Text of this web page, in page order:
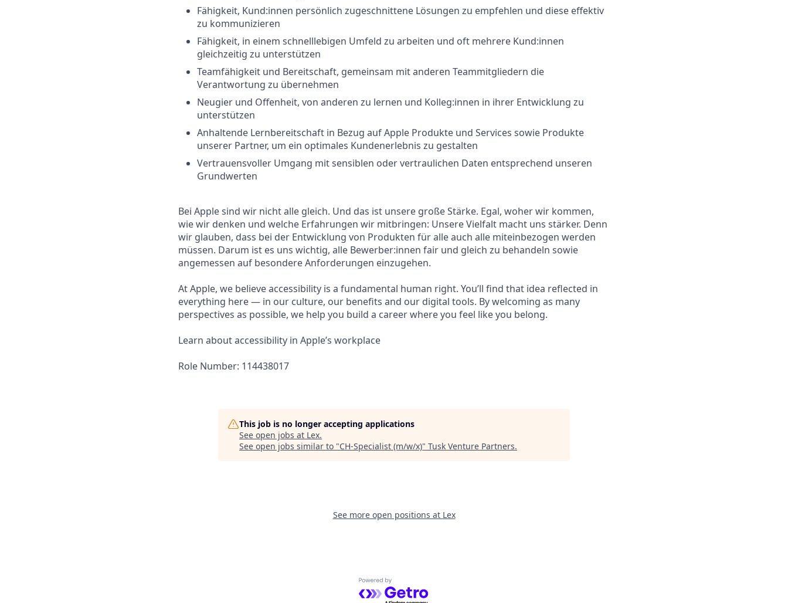
Fähigkeit, Kund:innen persönlich zugeschnittene Lösungen zu empfehlen und diese effektiv
zu kommunizieren
Fähigkeit, in einem schnelllebigen Umfeld zu arbeiten und oft mehrere Kund:innen
gleichzeitig zu unterstützen
Teamfähigkeit und Bereitschaft, gemeinsam mit anderen Teammitgliedern die
Verantwortung zu übernehmen
Neugier und Offenheit, von anderen zu lernen und Kolleg:innen in ihrer Entwicklung zu
unterstützen
Anhaltende Lernbereitschaft in Bezug auf Apple Produkte und Services sowie Produkte
unserer Partner, um ein optimales Kundenerlebnis zu gestalten
Vertrauensvoller Umgang mit sensiblen oder vertraulichen Daten entsprechend unseren
Grundwerten
Bei Apple sind wir nicht alle gleich. Und das ist unsere große Stärke. Egal, woher wir kommen,
wie wir denken und welche Erfahrungen wir mitbringen: Unsere Vielfalt macht uns stärker. Denn
wir glauben, dass bei der Entwicklung von Produkten für alle auch alle miteinbezogen werden
müssen. Darum ist es uns wichtig, alle Bewerber:innen fair und gleich zu behandeln sowie
angemessen auf besondere Anforderungen einzugehen.
At Apple, we believe accessibility is a fundamental human right. You’ll find that idea reflected in
everything here — in our culture, our benefits and our digital tools. By welcoming as many
perspectives as possible, we help you build a career where you feel like you belong.
Learn about accessibility in Apple’s workplace
Role Number: 114438017
This job is no longer accepting applications
See open jobs at Lex.
See open jobs similar to "CH-Specialist (m/w/x)" Tusk Venture Partners.
See more open positions at Lex
Powered by Getro.com